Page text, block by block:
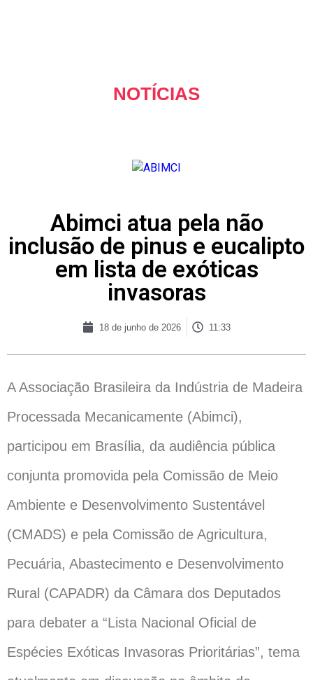
NOTÍCIAS
Abimci atua pela não
inclusão de pinus e eucalipto
em lista de exóticas
invasoras
18 de junho de 2026 11:33
A Associação Brasileira da Indústria de Madeira
Processada Mecanicamente (Abimci),
participou em Brasília, da audiência pública
conjunta promovida pela Comissão de Meio
Ambiente e Desenvolvimento Sustentável
(CMADS) e pela Comissão de Agricultura,
Pecuária, Abastecimento e Desenvolvimento
Rural (CAPADR) da Câmara dos Deputados
para debater a “Lista Nacional Oficial de
Espécies Exóticas Invasoras Prioritárias”, tema